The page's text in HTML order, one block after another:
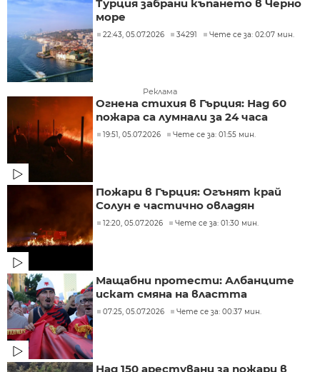
Турция забрани къпането в Черно
море
22:43, 05.07.2026 34291 Чете се за: 02:07 мин.
Реклама
Огнена стихия в Гърция: Над 60
пожара са лумнали за 24 часа
19:51, 05.07.2026 Чете се за: 01:55 мин.
Пожари в Гърция: Огънят край
Солун е частично овладян
12:20, 05.07.2026 Чете се за: 01:30 мин.
Мащабни протести: Албанците
искат смяна на властта
07:25, 05.07.2026 Чете се за: 00:37 мин.
Над 150 арестувани за пожари в